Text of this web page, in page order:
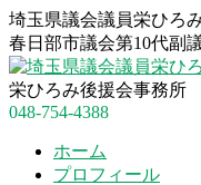
埼玉県議会議員栄ひろ
春日部市議会第10代副
栄ひろみ後援会事務所
048-754-4388
ホーム
プロフィール